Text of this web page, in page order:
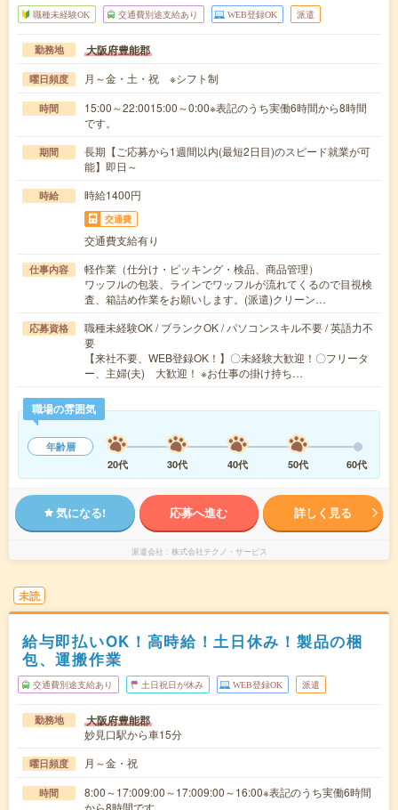
職種未経験OK 交通費別途支給あり WEB登録OK 派遣
勤務地 大阪府豊能郡
曜日頻度 月～金・土・祝 ※シフト制
時間
15:00～22:0015:00～0:00※表記のうち実働6時間から8時間
です。
期間
長期【ご応募から1週間以内(最短2日目)のスピード就業が可
能】即日～
時給 時給1400円
交通費
交通費支給有り
仕事内容
軽作業（仕分け・ピッキング・検品、商品管理）
ワッフルの包装、ラインでワッフルが流れてくるので目視検
査、箱詰め作業をお願いします。(派遣)クリーン…
応募資格
職種未経験OK / ブランクOK / パソコンスキル不要 / 英語力不
要
【来社不要、WEB登録OK！】〇未経験大歓迎！〇フリータ
ー、主婦(夫) 大歓迎！ ※お仕事の掛け持ち…
職場の雰囲気
年齢層
20代
30代 40代 50代 60代
気になる! 応募へ進む 詳しく見る
派遣会社 株式会社テクノ・サービス
未読
給与即払いOK！高時給！土日休み！製品の梱
包、運搬作業
交通費別途支給あり 土日祝日が休み WEB登録OK 派遣
勤務地 大阪府豊能郡
妙見口駅から車15分
曜日頻度 月～金・祝
時間
8:00～17:009:00～17:009:00～16:00※表記のうち実働6時間